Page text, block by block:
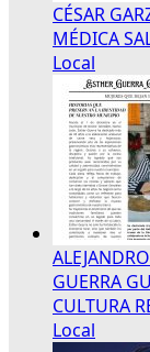
CÉSAR
MÉDICA
Local
GUERRA
CULTURA
Local